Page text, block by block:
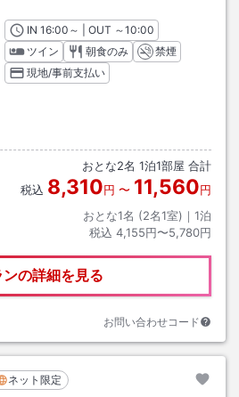
INチェックイン
16:00 ～ | OUT チェックアウト
～10:00
ツイン
朝食のみ
禁煙
現地/事前支払い
おとな2名 1泊1部屋 合計
税込 8,310円 〜 11,560円
おとな1名 (2名1室)｜ 1泊
税込 4,155円〜5,780円
ンの詳細を見る
お問い合わせコード
ネット限定